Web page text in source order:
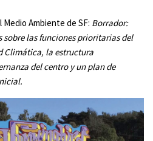
Ambiente de SF: Borrador:
sobre las funciones prioritarias del
Climática, la estructura
del centro y un plan de